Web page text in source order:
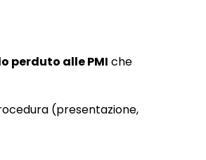
perduto alle PMI che
(presentazione,